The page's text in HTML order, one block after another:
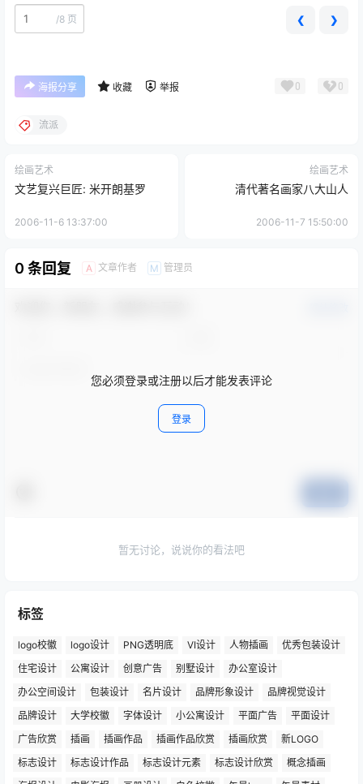
/8 页 ❮ ❯
海报分享 收藏 举报 0 0
流派
绘画艺术
文艺复兴巨匠: 米开朗基罗
2006-11-6 13:37:00
绘画艺术
清代著名画家八大山人
2006-11-7 15:50:00
0 条回复 A 文章作者 M 管理员
您必须登录或注册以后才能发表评论
登录
暂无讨论，说说你的看法吧
标签
logo校徽 logo设计 PNG透明底 VI设计 人物插画
优秀包装设计
住宅设计
公寓设计 创意广告 别墅设计
办公室设计
办公空间设计
包装设计 名片设计 品牌形象设计
品牌视觉设计
品牌设计
大学校徽 字体设计 小公寓设计 平面广告
平面设计
广告欣赏
插画 插画作品 插画作品欣赏 插画欣赏
新LOGO
标志设计
标志设计作品 标志设计元素 标志设计欣赏
概念插画